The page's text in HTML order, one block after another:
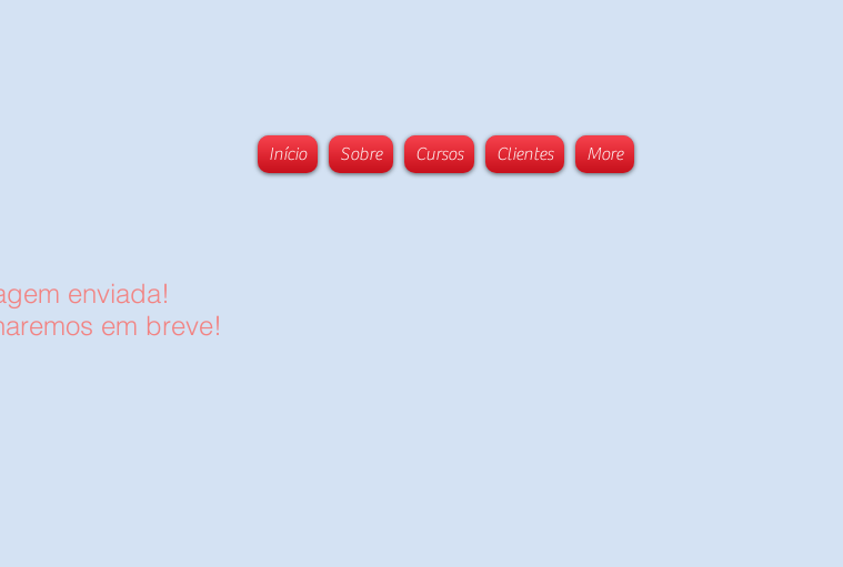
Início Sobre Cursos Clientes More
enviada!
em breve!